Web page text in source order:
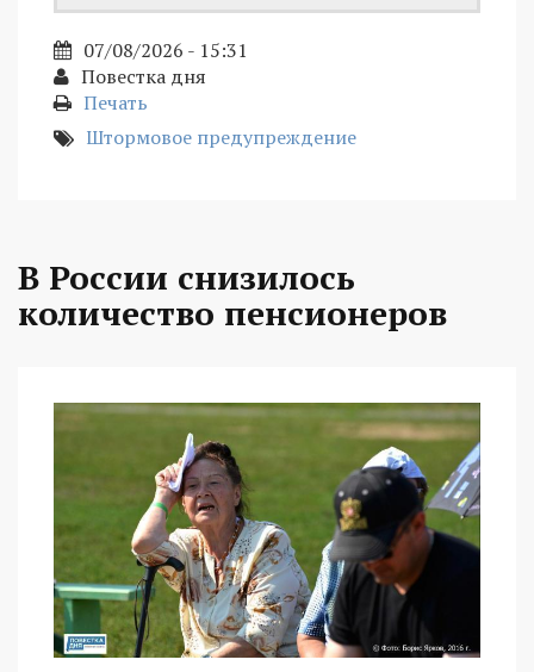
07/08/2026 - 15:31
Повестка дня
Печать
Штормовое предупреждение
В России снизилось
количество пенсионеров